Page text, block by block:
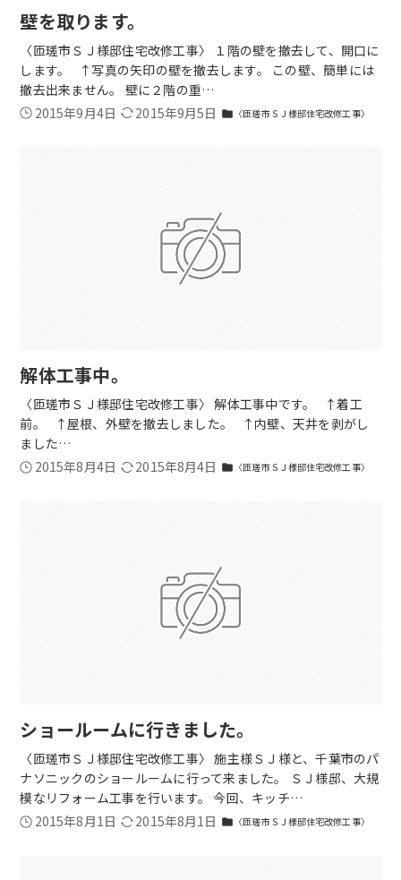
壁を取ります。
〈匝瑳市ＳＪ様邸住宅改修工事〉 １階の壁を撤去して、開口に
します。 ↑写真の矢印の壁を撤去します。 この壁、簡単には
撤去出来ません。 壁に２階の重…
2015年9月4日
2015年9月5日 folder 〈匝瑳市ＳＪ様邸住宅改修工事〉
解体工事中。
〈匝瑳市ＳＪ様邸住宅改修工事〉 解体工事中です。 ↑着工
前。 ↑屋根、外壁を撤去しました。 ↑内壁、天井を剥がし
ました…
2015年8月4日
2015年8月4日 folder 〈匝瑳市ＳＪ様邸住宅改修工事〉
ショールームに行きました。
〈匝瑳市ＳＪ様邸住宅改修工事〉 施主様ＳＪ様と、千葉市のパ
ナソニックのショールームに行って来ました。 ＳＪ様邸、大規
模なリフォーム工事を行います。 今回、キッチ…
2015年8月1日
2015年8月1日 folder 〈匝瑳市ＳＪ様邸住宅改修工事〉